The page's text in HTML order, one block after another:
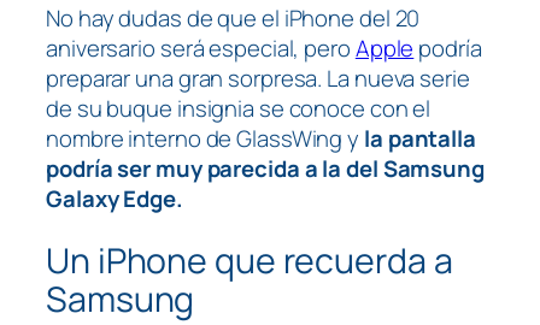
No hay dudas de que el iPhone del 20
aniversario será especial, peroApple podría
preparar una gran sorpresa. La nueva serie
de su buque insignia se conoce con el
nombre interno de GlassWing y la pantalla
podría ser muy parecida a la del Samsung
Galaxy Edge.
Un iPhone que recuerda a
Samsung